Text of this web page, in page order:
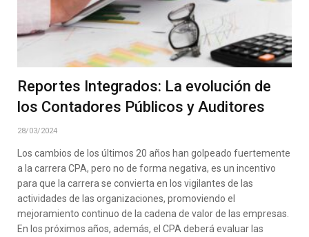
Reportes Integrados: La evolución de
los Contadores Públicos y Auditores
28/03/2024
Los cambios de los últimos 20 años han golpeado fuertemente
a la carrera CPA, pero no de forma negativa, es un incentivo
para que la carrera se convierta en los vigilantes de las
actividades de las organizaciones, promoviendo el
mejoramiento continuo de la cadena de valor de las empresas.
En los próximos años, además, el CPA deberá evaluar las